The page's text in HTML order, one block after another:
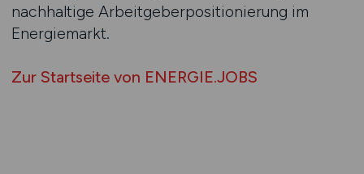
nachhaltige Arbeitgeberpositionierung im
Energiemarkt.
Zur Startseite von ENERGIE.JOBS